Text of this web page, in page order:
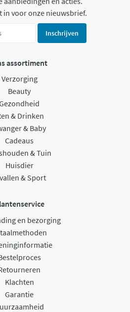
in voor onze nieuwsbrief.
Inschrijven
assortiment
Verzorging
Beauty
& Drinken
& Baby
Cadeaus
& Tuin
Huisdier
& Sport
en bezorging
Klachten
Garantie